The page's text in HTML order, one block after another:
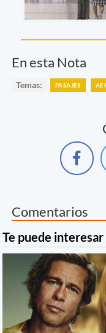
En esta Nota
Temas: PASAJES
Comentarios